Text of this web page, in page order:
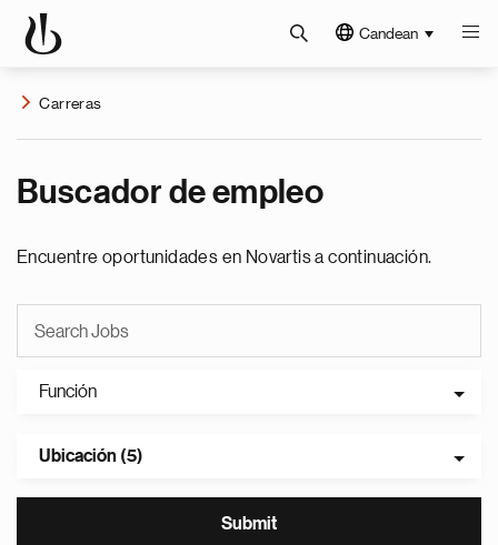
Candean
Carreras
Buscador de empleo
Encuentre oportunidades en Novartis a continuación.
Función
Ubicación (5)